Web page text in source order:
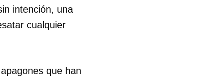
intención, una
cualquier
que han